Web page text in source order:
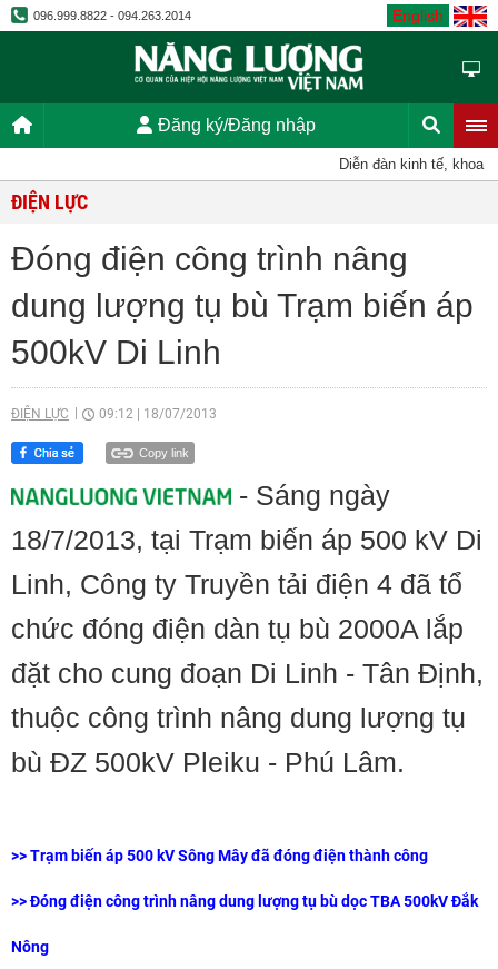
096.999.8822 - 094.263.2014 English
Đăng ký/Đăng nhập
Diễn đàn kinh tế, khoa
ĐIỆN LỰC
Đóng điện công trình nâng
dung lượng tụ bù Trạm biến áp
500kV Di Linh
ĐIỆN LỰC 09:12 18/07/2013
Copy link
- Sáng ngày
18/7/2013, tại Trạm biến áp 500 kV Di
Linh, Công ty Truyền tải điện 4 đã tổ
chức đóng điện dàn tụ bù 2000A lắp
đặt cho cung đoạn Di Linh - Tân Định,
thuộc công trình nâng dung lượng tụ
bù ĐZ 500kV Pleiku - Phú Lâm.
>>Trạm biến áp 500 kV Sông Mây đã đóng điện thành công
>>Đóng điện công trình nâng dung lượng tụ bù dọc TBA 500kV Đắk
Nông